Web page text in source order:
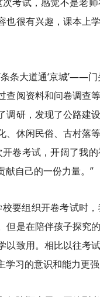
也很有兴趣，课本上
条大道通‘京城’——
查阅资料和问卷调查
调研，发现了公路建
、休闲民俗、古村落
卷考试，开阔了我
献自己的一份力量。”
要组织开卷考试时
但是在陪伴孩子探究
以致用。相比以往考
习的意识和能力更